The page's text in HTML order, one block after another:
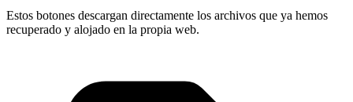
Estos botones descargan directamente los archivos que ya hemos
recuperado y alojado en la propia web.